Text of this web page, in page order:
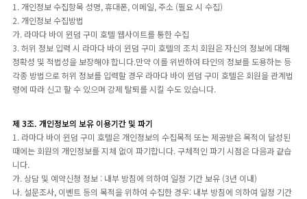
1. 개인정보 수집항목 성명, 휴대폰, 이메일, 주소 (필요 시 수집)
2. 개인정보 수집방법
가. 라마다 바이 윈덤 구미 호텔 웹사이트를 통한 수집
3. 허위 정보 입력 시 라마다 바이 윈덤 구미 호텔의 조치 회원은 자신의 정보에 대해
정확성 및 적법성을 보장해야 합니다.만약 이를 위반하여 타인의 정보를 도용하는 등
각종 방법으로 허위 정보를 입력할 경우 라마다 바이 윈덤 구미 호텔은 회원을 관계법
령에 따라 신고 할 수 있으며 강제 탈퇴를 시킬 수도 있습니다.
제 3조. 개인정보의 보유 이용기간 및 파기
1. 라마다 바이 윈덤 구미 호텔은 개인정보의 수집목적 또는 제공받은 목적이 달성된
때에는 회원의 개인정보를 지체 없이 파기합니다. 구체적인 파기 시점은 다음과 같습
니다.
가. 상담 및 예약신청 정보 : 내부 방침에 의하여 일정 기간 보유 (3년 이내)
나. 설문조사, 이벤트 등의 목적을 위하여 수집한 경우: 내부 방침에 의하여 일정 기간